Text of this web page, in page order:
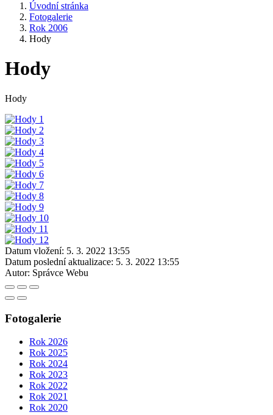
Úvodní stránka
Fotogalerie
Rok 2006
Hody
Hody
Hody
Datum vložení: 5. 3. 2022 13:55
Datum poslední aktualizace: 5. 3. 2022 13:55
Autor: Správce Webu
Fotogalerie
Rok 2026
Rok 2025
Rok 2024
Rok 2023
Rok 2022
Rok 2021
Rok 2020